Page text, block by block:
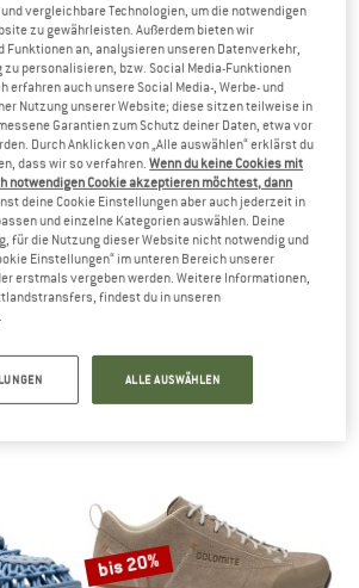
€
bis 25%
DOLOMITE
Freizeitschuhe
149,95 €ab 112,46 €
4,8(33)
bis 20%
vergleichbare Technologien, um die notwendigen
zu gewährleisten. Außerdem bieten wir
Funktionen an, analysieren unseren Datenverkehr,
zu personalisieren, bzw. Social Media-Funktionen
erfahren auch unsere Social Media-, Werbe- und
Nutzung unserer Website; diese sitzen teilweise in
Garantien zum Schutz deiner Daten, etwa vor
Durch Anklicken von „Alle auswählen“ erklärst du
dass wir so verfahren.Wenn du keine Cookies mit
notwendigen Cookie akzeptieren möchtest, dann
deine Cookie Einstellungen aber auch jederzeit in
und einzelne Kategorien auswählen. Deine
für die Nutzung dieser Website nicht notwendig und
Einstellungen“ im unteren Bereich unserer
erstmals vergeben werden. Weitere Informationen,
findest du in unseren
.
ALLE AUSWÄHLEN